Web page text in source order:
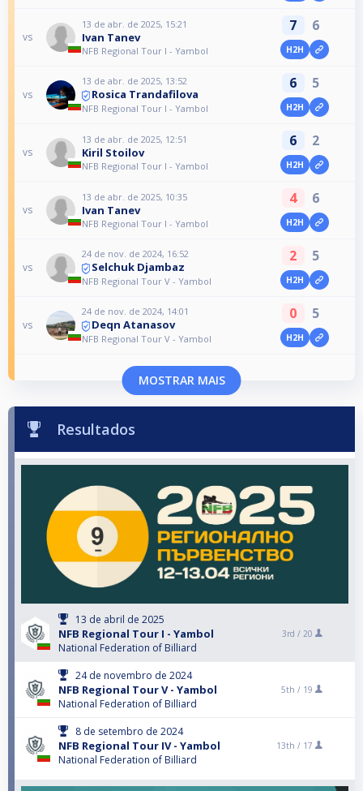
vs
13 de abr. de 2025, 15:21
Ivan Tanev
NFB Regional Tour I - Yambol
7 6
H2H
vs
13 de abr. de 2025, 13:52
Rosica Trandafilova
NFB Regional Tour I - Yambol
6 5
H2H
vs
13 de abr. de 2025, 12:51
Kiril Stoilov
NFB Regional Tour I - Yambol
6 2
H2H
vs
13 de abr. de 2025, 10:35
Ivan Tanev
NFB Regional Tour I - Yambol
4 6
H2H
vs
24 de nov. de 2024, 16:52
Selchuk Djambaz
NFB Regional Tour V - Yambol
2 5
H2H
vs
24 de nov. de 2024, 14:01
Deqn Atanasov
NFB Regional Tour V - Yambol
0 5
H2H
MOSTRAR MAIS
Resultados
13 de abril de 2025
NFB Regional Tour I - Yambol
National Federation of Billiard
3rd / 20
24 de novembro de 2024
NFB Regional Tour V - Yambol
National Federation of Billiard
5th / 19
8 de setembro de 2024
NFB Regional Tour IV - Yambol
National Federation of Billiard
13th / 17